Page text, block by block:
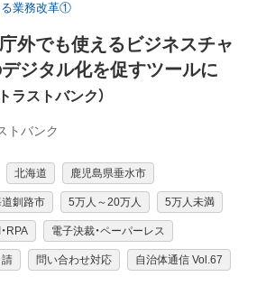
る業務改革①
庁外でも使えるビジネスチャ
デジタル化を促すツールに
ラストバンク）
トバンク
北海道 鹿児島県垂水市
釧路市 5万人～20万人 5万人未満
RPA 電子決裁・ペーパーレス
請 問い合わせ対応 自治体通信 Vol.67